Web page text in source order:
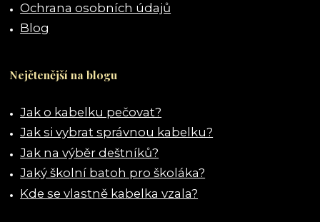
Ochrana osobních údajů
Blog
Nejčtenější na blogu
Jak o kabelku pečovat?
Jak si vybrat správnou kabelku?
Jak na výběr deštníků?
Jaký školní batoh pro školáka?
Kde se vlastně kabelka vzala?